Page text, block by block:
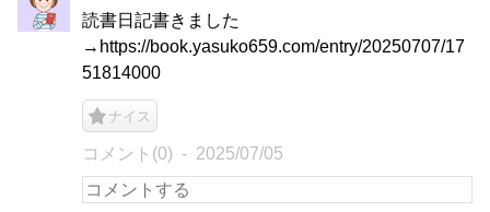
読書日記書きました
→https://book.yasuko659.com/entry/20250707/17
51814000
ナイス
コメント(0) 2025/07/05